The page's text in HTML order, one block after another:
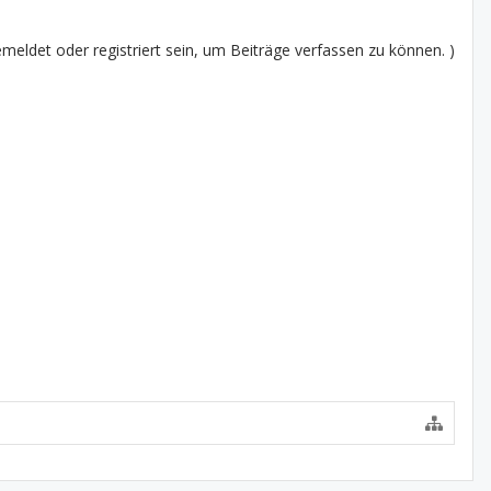
oder registriert sein, um Beiträge verfassen zu können. )